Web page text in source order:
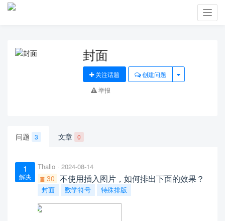
封面
关注话题
创建问题
举报
问题 3 文章 0
1
解决
Thallo 2024-08-14
30 不使用插入图片，如何排出下面的效果？
封面 数学符号 特殊排版